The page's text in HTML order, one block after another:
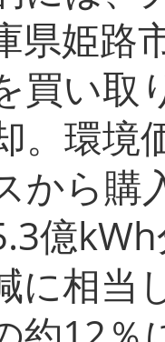
県姫路
買い取
。環境
から購
億
に相当